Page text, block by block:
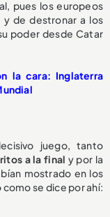
pues los europeos
y de destronar a los
poder desde Catar
la cara: Inglaterra
juego, tanto
a la final y por la
mostrado en los
se dice por ahí: